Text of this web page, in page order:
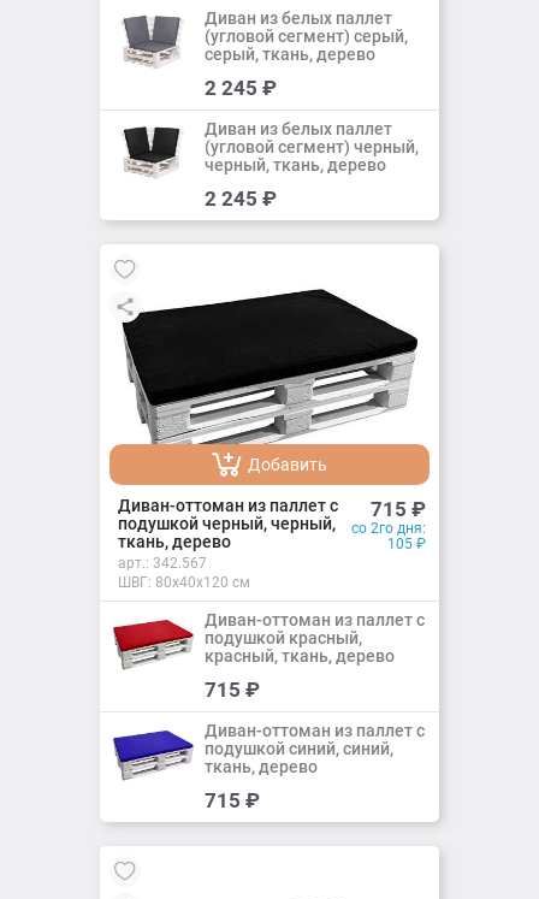
Добавить
Добавлено
Диван из белых паллет
(угловой сегмент) серый,
серый, ткань, дерево
2 245 ₽
Добавить
Добавлено
Диван из белых паллет
(угловой сегмент) черный,
черный, ткань, дерево
2 245 ₽
Добавить
Добавлено
Диван-оттоман из паллет с
подушкой черный, черный,
ткань, дерево
715 ₽
со 2го дня:
105 ₽
арт.: 342.567
ШВГ: 80х40х120 см
Добавлено
Диван-оттоман из паллет с
подушкой красный,
красный, ткань, дерево
715 ₽
Добавлено
Диван-оттоман из паллет с
подушкой синий, синий,
ткань, дерево
715 ₽